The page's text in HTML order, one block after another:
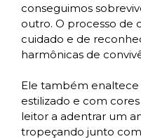
conseguimos
outro. O processo de
cuidado e de
harmônicas de
Ele também enaltece
estilizado e com
leitor a adentrar um
tropeçando junto